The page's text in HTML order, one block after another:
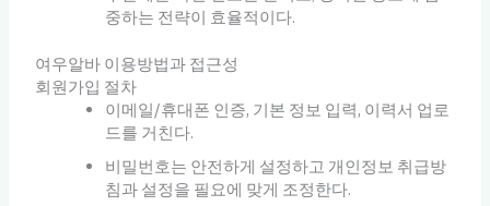
중하는 전략이 효율적이다.
여우알바 이용방법과 접근성
회원가입 절차
이메일/휴대폰 인증, 기본 정보 입력, 이력서 업로
드를 거친다.
비밀번호는 안전하게 설정하고 개인정보 취급방
침과 설정을 필요에 맞게 조정한다.